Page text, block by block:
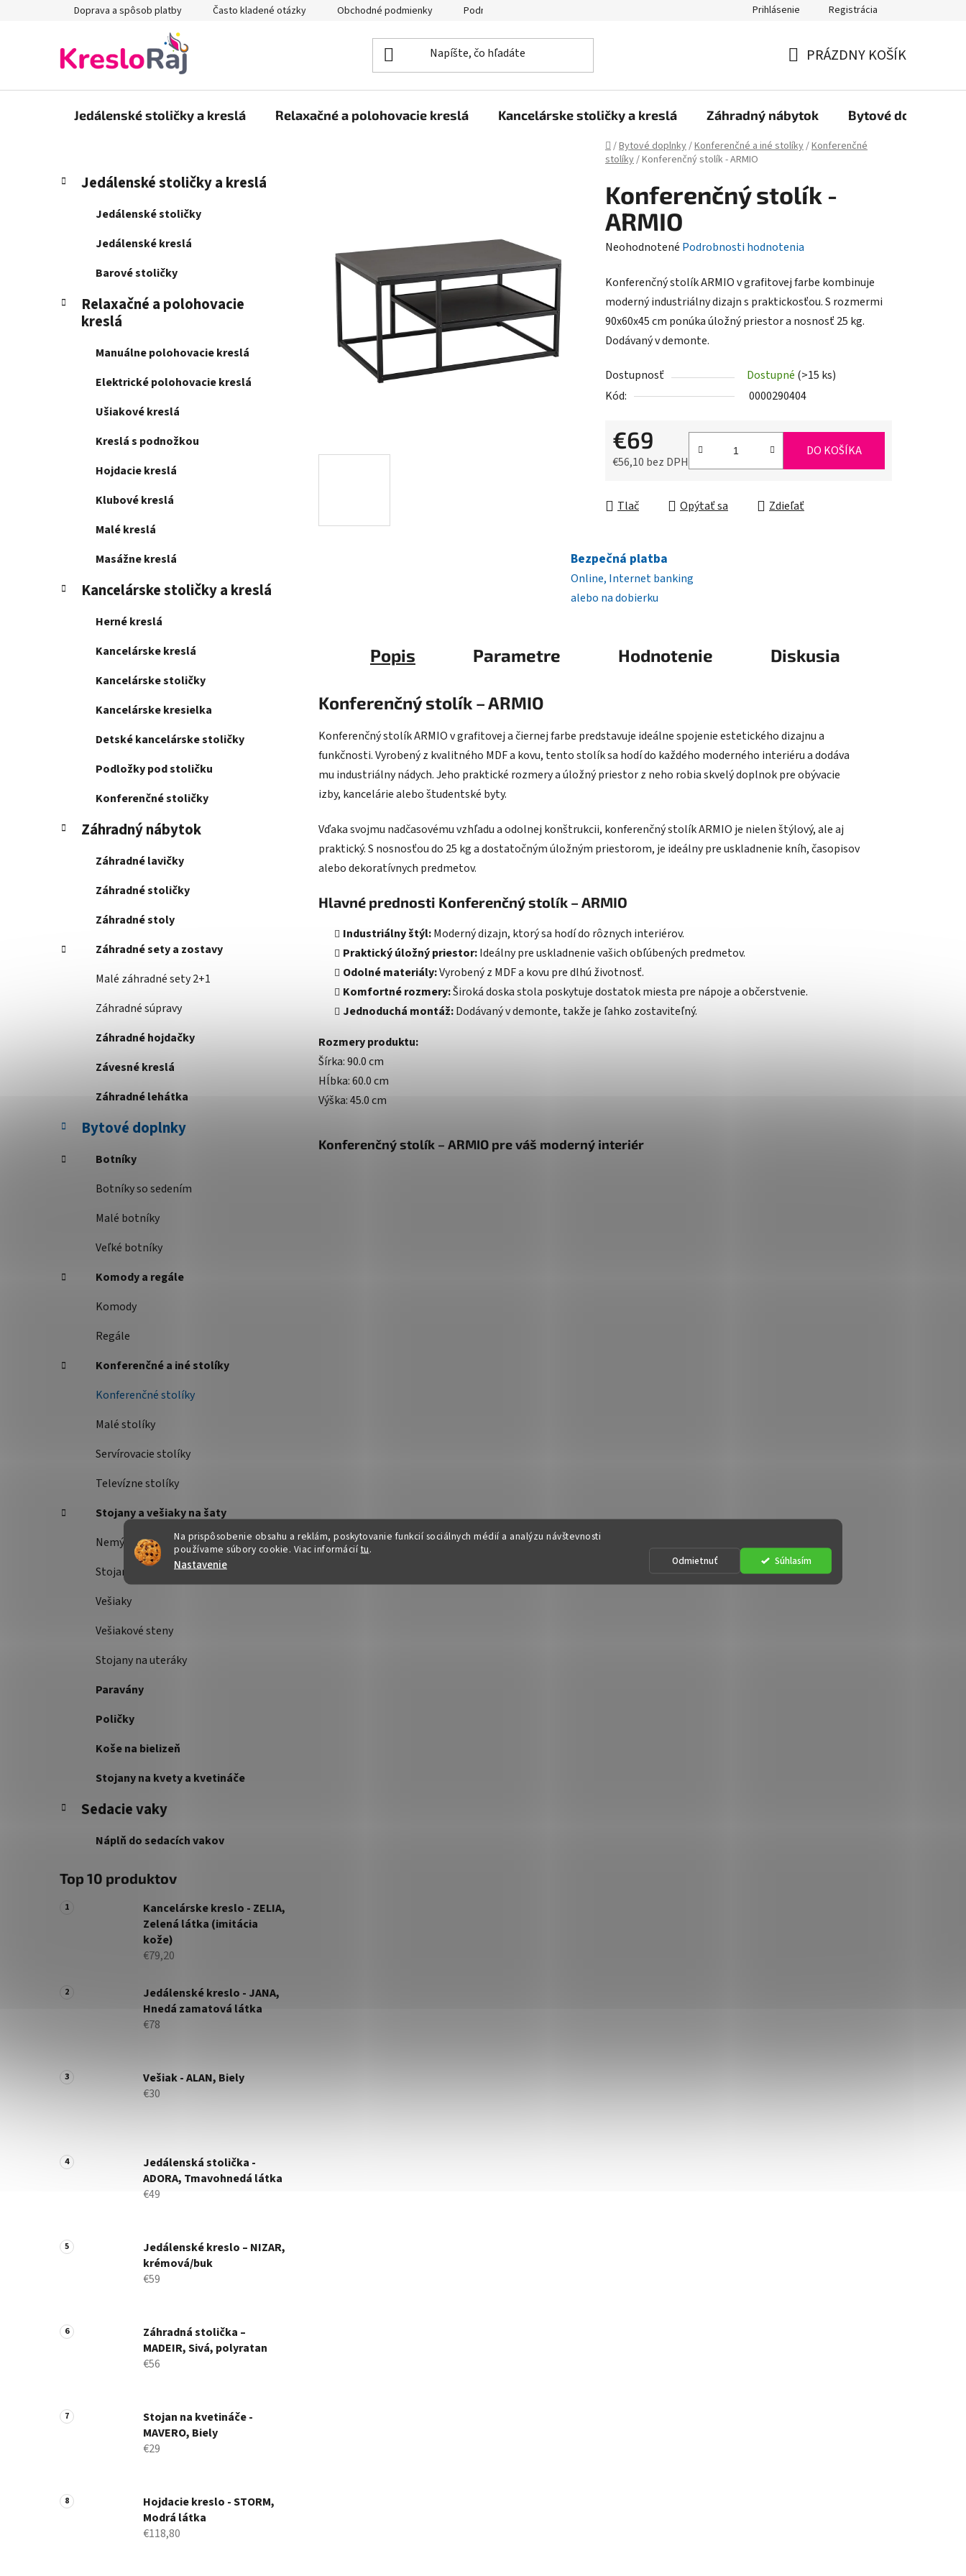
Na prispôsobenie obsahu a reklám, poskytovanie funkcií sociálnych médií a analýzu návštevnosti
používame súbory cookie. Viac informáciítu.
Nastavenie Odmietnuť Súhlasím
Doprava a spôsob platby Často kladené otázky Obchodné podmienky Podmienky ochrany osobných údajov Reklamačný poriadok, Záručné podmienky Reklamačný formulár
Prihlásenie Registrácia
KOŠÍK
PRÁZDNY KOŠÍK
Jedálenské stoličky a kreslá Relaxačné a polohovacie kreslá Kancelárske stoličky a kreslá Záhradný nábytok Bytové doplnky
Domov
/Bytové doplnky/Konferenčné a iné stolíky/Konferenčné
stolíky/Konferenčný stolík - ARMIO
B
n
Preskočiť
kategórie
K
a
e
Jedálenské stoličky a kreslá
Jedálenské stoličky
Jedálenské kreslá
Barové stoličky
Relaxačné a polohovacie
kreslá
Manuálne polohovacie kreslá
Elektrické polohovacie kreslá
Ušiakové kreslá
Kreslá s podnožkou
Hojdacie kreslá
Klubové kreslá
Malé kreslá
Masážne kreslá
Kancelárske stoličky a kreslá
Herné kreslá
Kancelárske kreslá
Kancelárske stoličky
Kancelárske kresielka
Detské kancelárske stoličky
Podložky pod stoličku
Konferenčné stoličky
Záhradný nábytok
Záhradné lavičky
Záhradné stoličky
Záhradné stoly
Záhradné sety a zostavy
Malé záhradné sety 2+1
Záhradné súpravy
Záhradné hojdačky
Závesné kreslá
Záhradné lehátka
Bytové doplnky
Botníky
Botníky so sedením
Malé botníky
Veľké botníky
Komody a regále
Komody
Regále
Konferenčné a iné stolíky
Konferenčné stolíky
Malé stolíky
Servírovacie stolíky
Televízne stolíky
Stojany a vešiaky na šaty
Nemý sluha
Stojany na šaty
Vešiaky
Vešiakové steny
Stojany na uteráky
Paravány
Poličky
Koše na bielizeň
Stojany na kvety a kvetináče
Sedacie vaky
Náplň do sedacích vakov
Top 10 produktov
Kancelárske kreslo - ZELIA,
Zelená látka (imitácia
kože)
€79,20
Jedálenské kreslo - JANA,
Hnedá zamatová látka
€78
Vešiak - ALAN, Biely
€30
Jedálenská stolička -
ADORA, Tmavohnedá látka
€49
Jedálenské kreslo – NIZAR,
krémová/buk
€59
Záhradná stolička –
MADEIR, Sivá, polyratan
€56
Stojan na kvetináče -
MAVERO, Biely
€29
Hojdacie kreslo - STORM,
Modrá látka
€118,80
Konferenčný stolík -
ARMIO
Priemerné
produktu
je
0,0
z
hviezdičiek.
Neohodnotené Podrobnosti hodnotenia
Konferenčný stolík ARMIO v grafitovej farbe kombinuje
moderný industriálny dizajn s praktickosťou. S rozmermi
90x60x45 cm ponúka úložný priestor a nosnosť 25 kg.
Dodávaný v demonte.
Dostupnosť Dostupné (>15 ks)
Kód:
0000290404
€69
€56,10 bez DPH
DO KOŠÍKA
Tlač Opýtať sa Zdieľať
Bezpečná platba
Online, Internet banking
alebo na dobierku
Popis Parametre Hodnotenie Diskusia
Konferenčný stolík – ARMIO
Konferenčný stolík ARMIO v grafitovej a čiernej farbe predstavuje ideálne spojenie estetického dizajnu a
funkčnosti. Vyrobený z kvalitného MDF a kovu, tento stolík sa hodí do každého moderného interiéru a dodáva
mu industriálny nádych. Jeho praktické rozmery a úložný priestor z neho robia skvelý doplnok pre obývacie
izby, kancelárie alebo študentské byty.
Vďaka svojmu nadčasovému vzhľadu a odolnej konštrukcii, konferenčný stolík ARMIO je nielen štýlový, ale aj
praktický. S nosnosťou do 25 kg a dostatočným úložným priestorom, je ideálny pre uskladnenie kníh, časopisov
alebo dekoratívnych predmetov.
Hlavné prednosti Konferenčný stolík – ARMIO
Industriálny štýl:Moderný dizajn, ktorý sa hodí do rôznych interiérov.
Praktický úložný priestor:Ideálny pre uskladnenie vašich obľúbených predmetov.
Odolné materiály:Vyrobený z MDF a kovu pre dlhú životnosť.
Komfortné rozmery:Široká doska stola poskytuje dostatok miesta pre nápoje a občerstvenie.
Jednoduchá montáž:Dodávaný v demonte, takže je ľahko zostaviteľný.
Rozmery produktu:
Šírka: 90.0 cm
Hĺbka: 60.0 cm
Výška: 45.0 cm
Konferenčný stolík – ARMIO pre váš moderný interiér